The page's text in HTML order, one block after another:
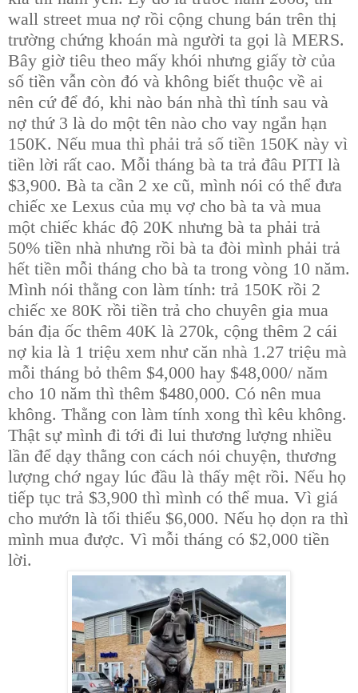
wall street mua nợ rồi cộng chung bán trên thị
trường chứng khoán mà người ta gọi là MERS.
Bây giờ tiêu theo mấy khói nhưng giấy tờ của
số tiền vẫn còn đó và không biết thuộc về ai
nên cứ để đó, khi nào bán nhà thì tính sau và
nợ thứ 3 là do một tên nào cho vay ngắn hạn
150K. Nếu mua thì phải trả số tiền 150K này vì
tiền lời rất cao. Mỗi tháng bà ta trả đâu PITI là
$3,900. Bà ta cần 2 xe cũ, mình nói có thể đưa
chiếc xe Lexus của mụ vợ cho bà ta và mua
một chiếc khác độ 20K nhưng bà ta phải trả
50% tiền nhà nhưng rồi bà ta đòi mình phải trả
hết tiền mỗi tháng cho bà ta trong vòng 10 năm.
Mình nói thằng con làm tính: trả 150K rồi 2
chiếc xe 80K rồi tiền trả cho chuyên gia mua
bán địa ốc thêm 40K là 270k, cộng thêm 2 cái
nợ kia là 1 triệu xem như căn nhà 1.27 triệu mà
mỗi tháng bỏ thêm $4,000 hay $48,000/ năm
cho 10 năm thì thêm $480,000. Có nên mua
không. Thằng con làm tính xong thì kêu không.
Thật sự mình đi tới đi lui thương lượng nhiều
lần để dạy thằng con cách nói chuyện, thương
lượng chớ ngay lúc đầu là thấy mệt rồi. Nếu họ
tiếp tục trả $3,900 thì mình có thể mua. Vì giá
cho mướn là tối thiểu $6,000. Nếu họ dọn ra thì
mình mua được. Vì mỗi tháng có $2,000 tiền
lời.